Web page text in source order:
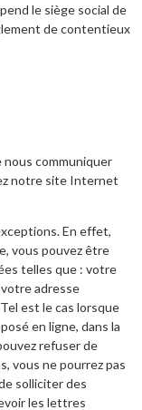
le siège social de
de contentieux
nous communiquer
notre site Internet
En effet,
vous pouvez être
telles que : votre
adresse
est le cas lorsque
en ligne, dans la
refuser de
vous ne pourrez pas
solliciter des
les lettres